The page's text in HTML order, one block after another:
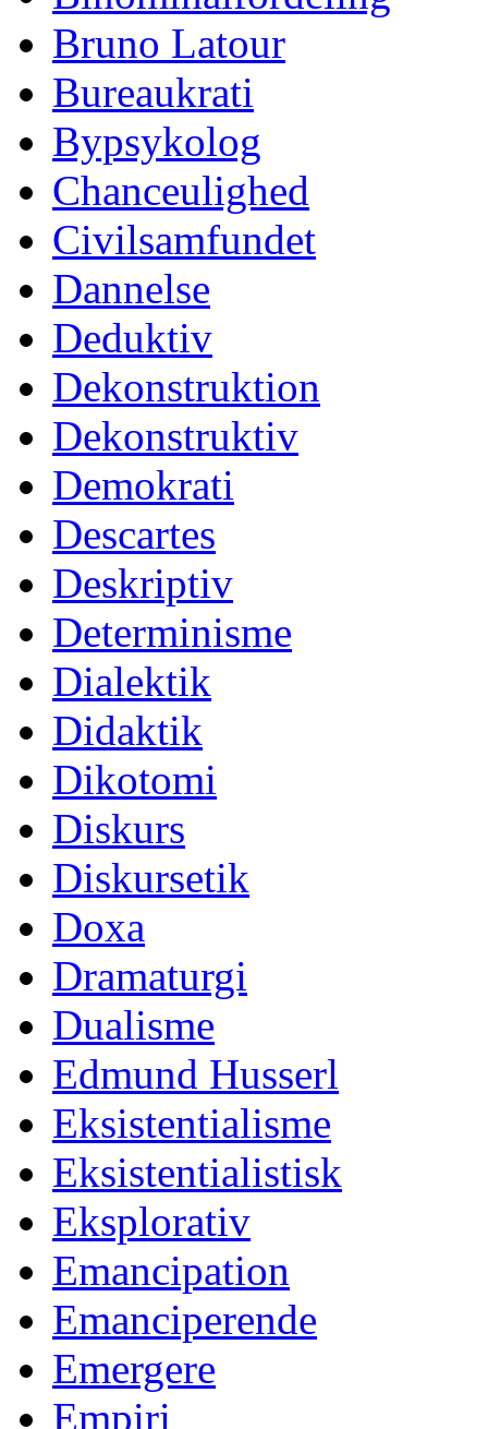
Bruno Latour
Bureaukrati
Bypsykolog
Chanceulighed
Civilsamfundet
Dannelse
Deduktiv
Dekonstruktion
Dekonstruktiv
Demokrati
Descartes
Deskriptiv
Determinisme
Dialektik
Didaktik
Dikotomi
Diskurs
Diskursetik
Doxa
Dramaturgi
Dualisme
Edmund Husserl
Eksistentialisme
Eksistentialistisk
Eksplorativ
Emancipation
Emanciperende
Emergere
Empiri